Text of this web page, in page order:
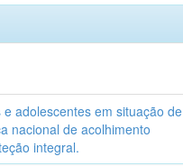
adolescentes em situação de
nacional de acolhimento
integral.